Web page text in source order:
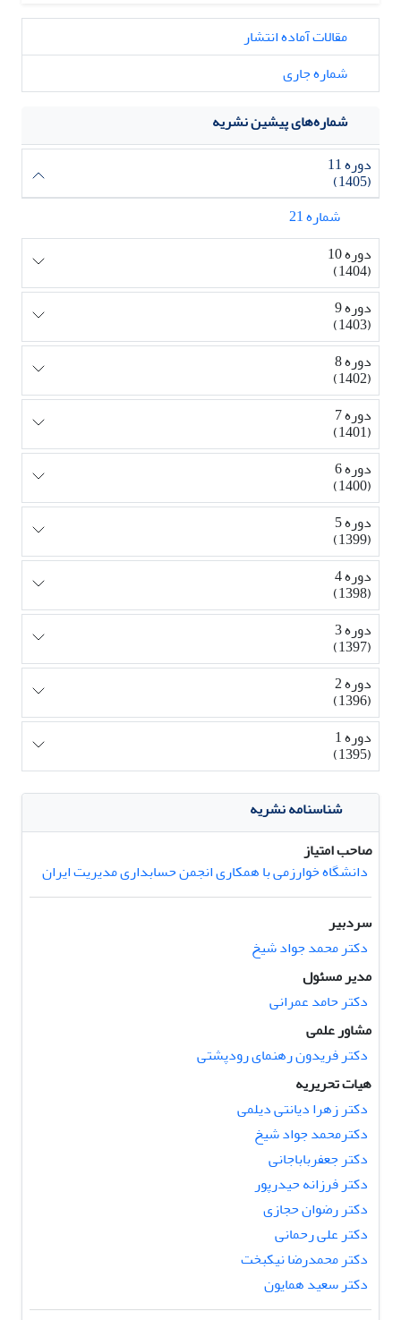
مقالات آماده انتشار
شماره جاری
شماره‌های پیشین نشریه
دوره 11
(1405)
شماره 21
دوره 10
(1404)
دوره 9
(1403)
دوره 8
(1402)
دوره 7
(1401)
دوره 6
(1400)
دوره 5
(1399)
دوره 4
(1398)
دوره 3
(1397)
دوره 2
(1396)
دوره 1
(1395)
شناسنامه نشریه
صاحب امتیاز
دانشگاه خوارزمی با همکاری انجمن حسابداری مدیریت ایران
سردبیر
دکتر محمد جواد شیخ
مدیر مسئول
دکتر حامد عمرانی
مشاور علمی
دکتر فریدون رهنمای رودپشتی
هیات تحریریه
دکتر زهرا دیانتی دیلمی
دکترمحمد جواد شیخ
دکتر جعفرباباجانی
دکتر فرزانه حیدرپور
دکتر رضوان حجازی
دکتر علی رحمانی
دکتر محمدرضا نیکبخت
دکتر سعید همایون